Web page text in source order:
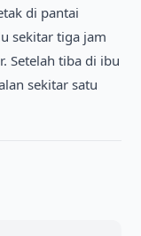
di pantai
sekitar tiga jam
Setelah tiba di ibu
sekitar satu